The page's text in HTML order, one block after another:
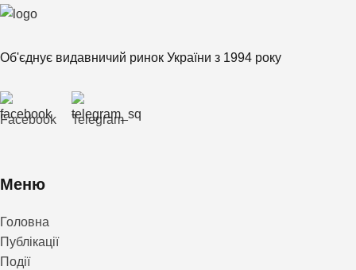
Об'єднує видавничий ринок України з 1994 року
Facebook Telegram
Меню
Головна
Публікації
Події